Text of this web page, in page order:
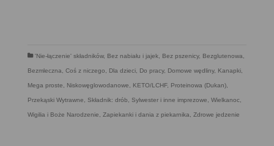
'Nie-łączenie' składników, Bez nabiału i jajek Bez pszenicy, Bezglutenowa
Bezmleczna Coś z niczego Dla dzieci Do pracy, Domowe wędliny, Kanapki
Mega proste Niskowęglowodanowe, KETO/LCHF, Proteinowa (Dukan)
Przekąski Wytrawne Składnik: drób Sylwester i inne imprezowe Wielkanoc
Wigilia i Boże Narodzenie Zapiekanki i dania z piekarnika Zdrowe jedzenie